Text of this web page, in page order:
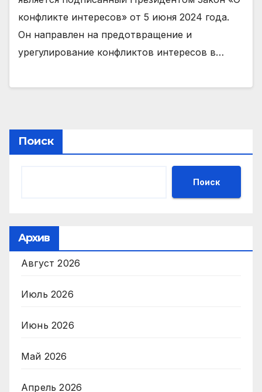
конфликте интересов» от 5 июня 2024 года.
Он направлен на предотвращение и
урегулирование конфликтов интересов в…
Поиск
Поиск
Архив
Август 2026
Июль 2026
Июнь 2026
Май 2026
Апрель 2026